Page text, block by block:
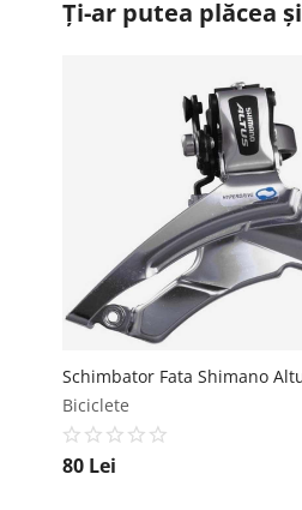
Ți-ar putea plăcea și
Biciclete
80 Lei